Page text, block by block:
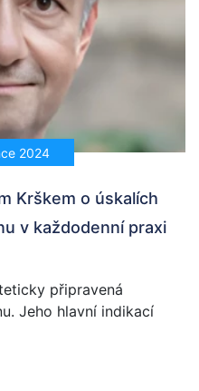
2024
Krškem o úskalích
v každodenní praxi
připravená
Jeho hlavní indikací